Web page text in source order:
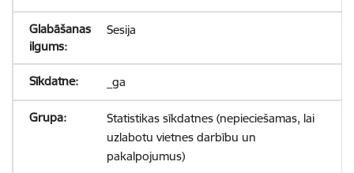
Sesija
_ga
Statistikas sīkdatnes (nepieciešamas, lai
uzlabotu vietnes darbību un
pakalpojumus)